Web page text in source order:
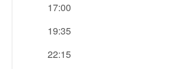
17:00
19:35
22:15